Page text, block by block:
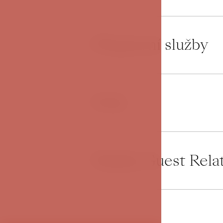
Přepravní služby
Služby Guest